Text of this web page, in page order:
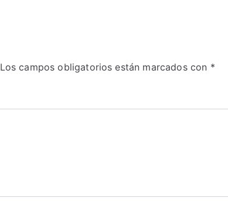
Los campos obligatorios están marcados con *